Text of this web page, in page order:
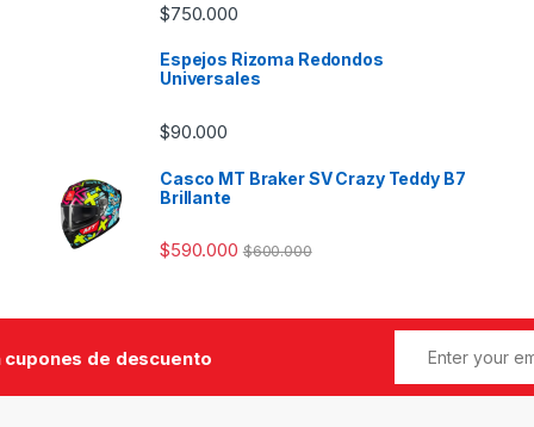
$750.000
Espejos Rizoma Redondos
Universales
$90.000
Casco MT Braker SV Crazy Teddy B7
Brillante
$590.000 $600.000
cupones de descuento